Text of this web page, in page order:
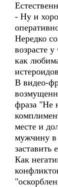
- Ну и
Нередко
возрасте
как
В видео-
фраза "Не
месте и
мужчину в
заставить
Как